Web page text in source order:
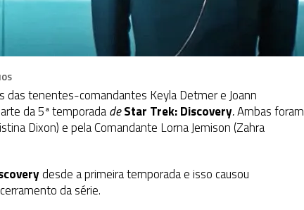
das tenentes-comandantes Keyla Detmer e Joann
da 5ª temporadadeStar Trek: Discovery.Ambas foram
Dixon) e pela Comandante Lorna Jemison (Zahra
desde a primeira temporada e isso causou
da série.